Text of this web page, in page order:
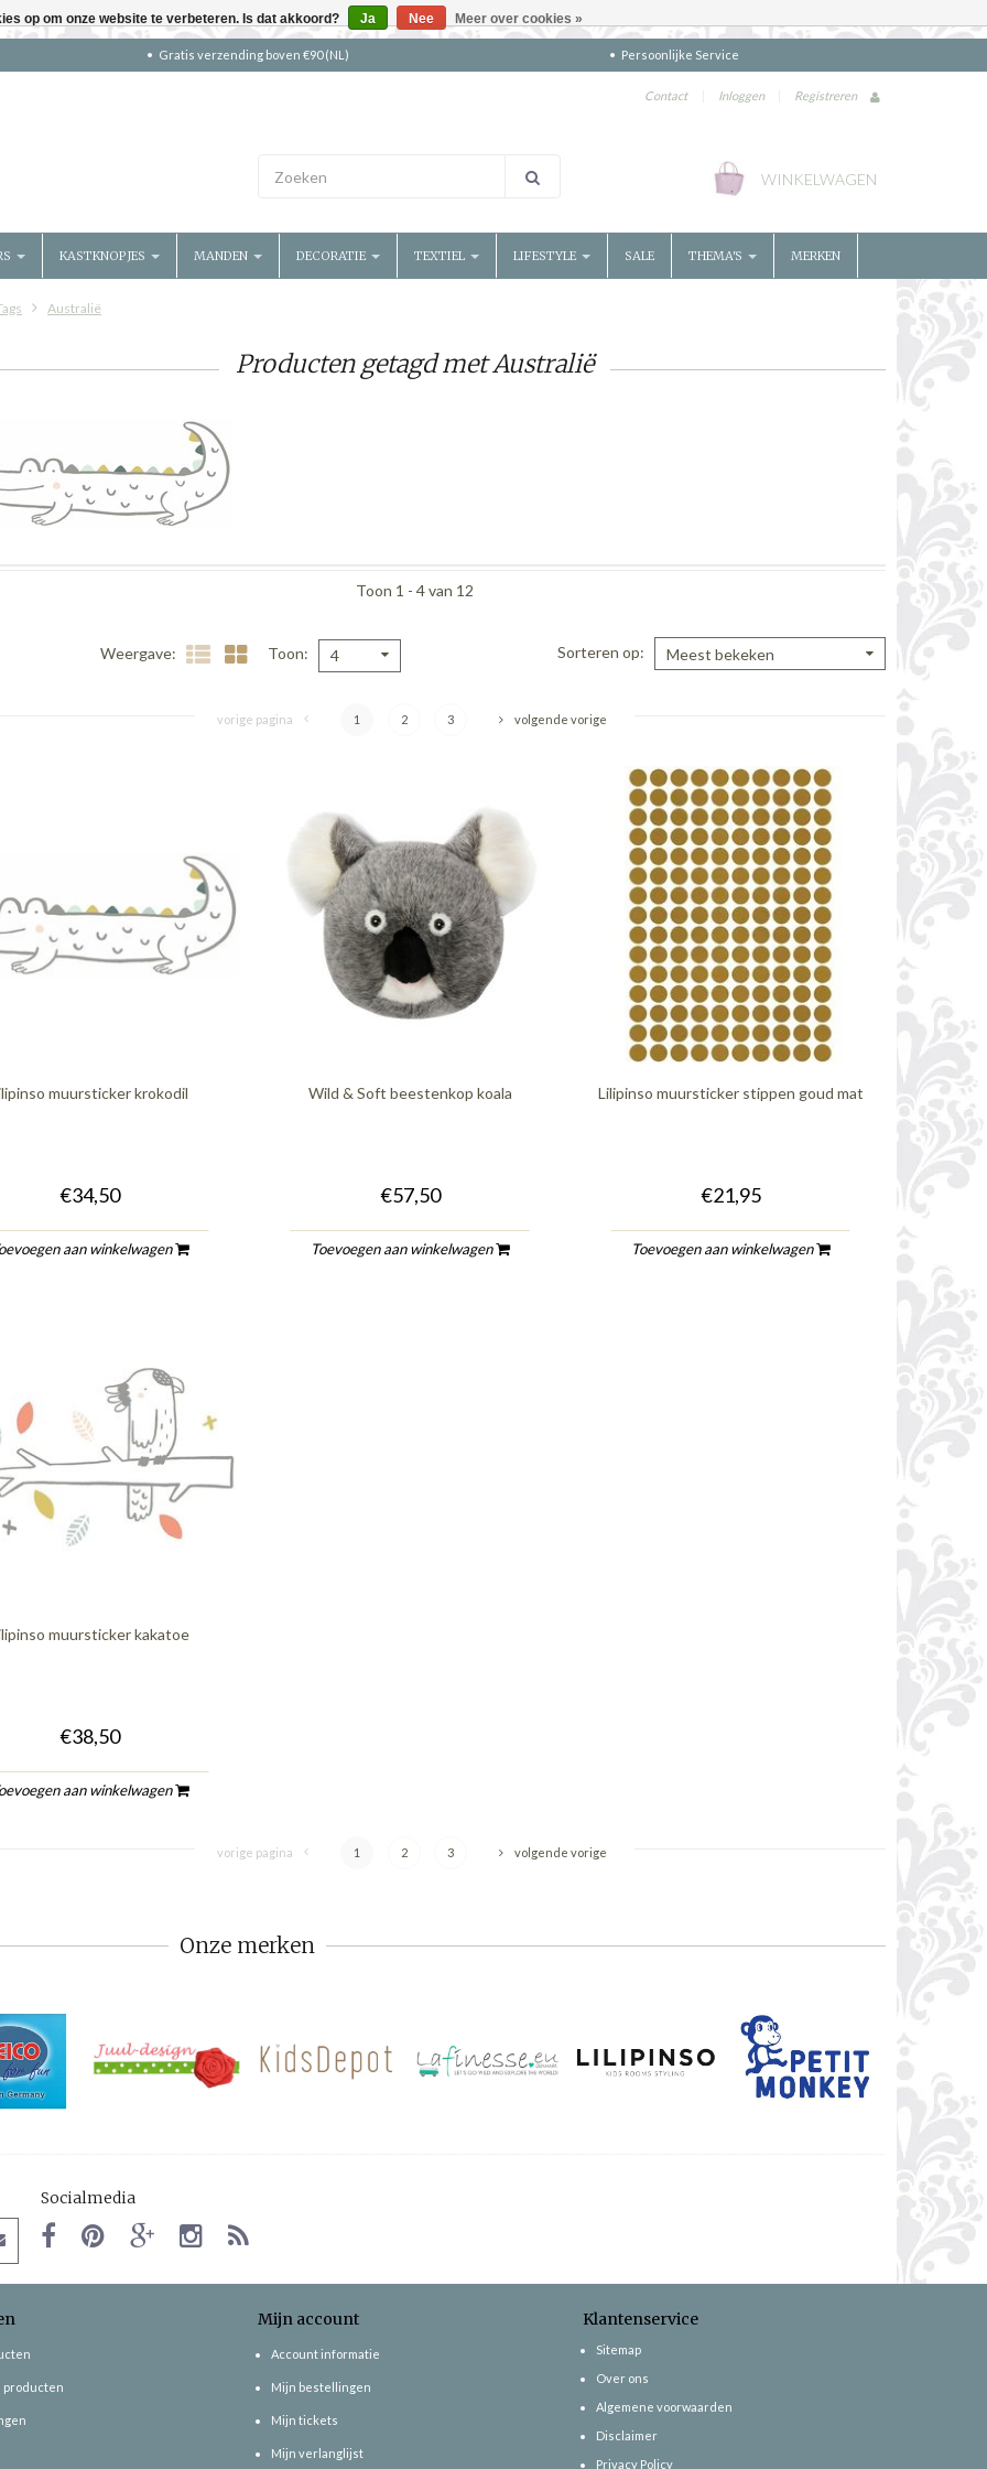
Gratis verzending boven €90 (NL) Persoonlijke Service
Contact | Inloggen | Registreren
WINKELWAGEN
KASTKNOPJES MANDEN DECORATIE TEXTIEL LIFESTYLE SALE THEMA'S MERKEN
Australië
Producten getagd met Australië
Toon 1 - 4 van 12
Weergave Toon 4 Sorteren op Meest bekeken
vorige pagina 1 2 3 volgende vorige
muursticker krokodil
€34,50
aan winkelwagen
Wild & Soft beestenkop koala
€57,50
Toevoegen aan winkelwagen
Lilipinso muursticker stippen goud mat
€21,95
Toevoegen aan winkelwagen
muursticker kakatoe
€38,50
aan winkelwagen
vorige pagina 1 2 3 volgende vorige
Onze merken
Socialmedia
producten
Mijn account
Account informatie
Mijn bestellingen
Mijn tickets
Mijn verlanglijst
Klantenservice
Sitemap
Over ons
Algemene voorwaarden
Disclaimer
Privacy Policy
op om onze website te verbeteren. Is dat akkoord? Ja Nee Meer over cookies »